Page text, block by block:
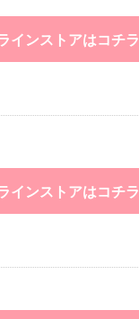
インストアはコチラ
インストアはコチラ